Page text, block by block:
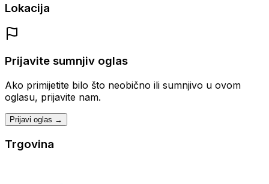
Lokacija
Prijavite sumnjiv oglas
Ako primijetite bilo što neobično ili sumnjivo u ovom
oglasu, prijavite nam.
Prijavi oglas →
Trgovina